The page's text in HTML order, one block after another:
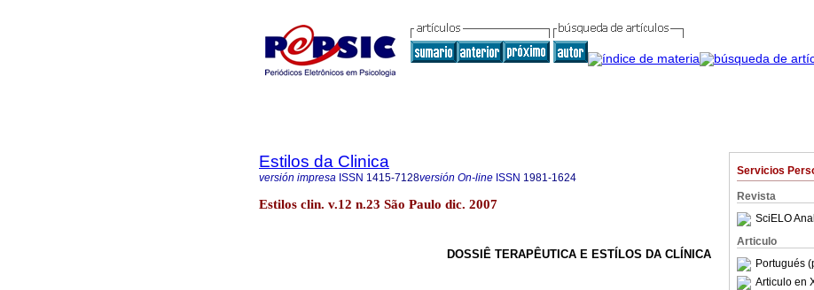
Servicios
Revista
SciELO
Articulo
Portugués
Articulo en
Estilos da Clinica
versión impresa ISSN 1415-7128versión On-line ISSN 1981-1624
Estilos clin. v.12 n.23 São Paulo dic. 2007
DOSSIÊ TERAPÊUTICA E ESTÍLOS DA CLÍNICA